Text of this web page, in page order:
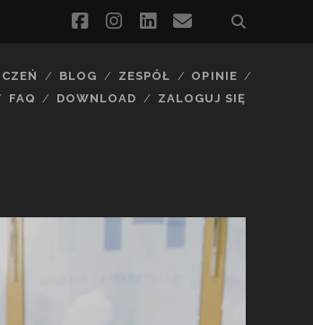
facebookinstagram
linkedinemail
BLOG ZESPÓŁ
OPINIE
FAQ DOWNLOAD ZALOGUJ SIĘ